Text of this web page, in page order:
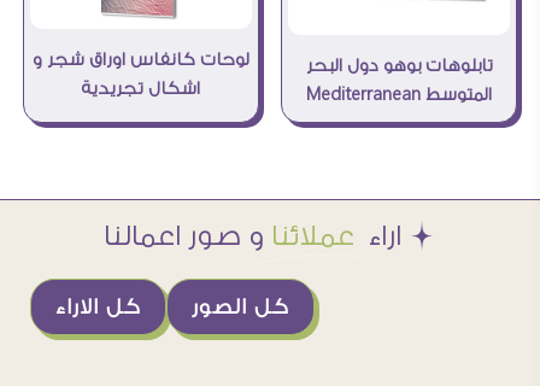
تابلوهات بوهو دول البحر
المتوسط Mediterranean
لوحات كانفاس اوراق شجر و
اشكال تجريدية
Æ اراء عملائنا و صور اعمالنا
كل الاراء كل الصور